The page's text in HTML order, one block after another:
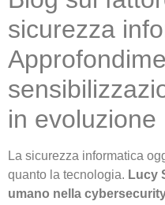
sicurezza
in evoluzione
La sicurezza informatica
quanto la tecnologia. Lucy
umano nella